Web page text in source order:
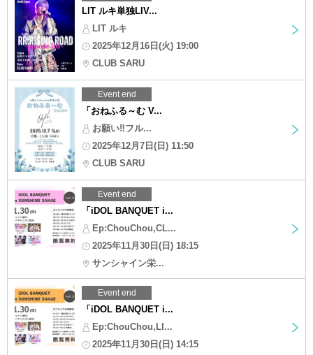
LIT ルキ単独LIV...
LIT ルキ
2025年12月16日(火) 19:00
CLUB SARU
Event end
「おねふる～む V...
お願い‼︎フル...
2025年12月7日(日) 11:50
CLUB SARU
Event end
「iDOL BANQUET i...
Ep:ChouChou,CL...
2025年11月30日(日) 18:15
サンシャイン栄...
Event end
「iDOL BANQUET i...
Ep:ChouChou,LI...
2025年11月30日(日) 14:15